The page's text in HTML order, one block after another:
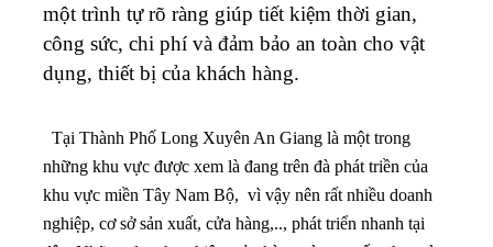
một trình tự rõ ràng giúp tiết kiệm thời gian,
công sức, chi phí và đảm bảo an toàn cho vật
dụng, thiết bị của khách hàng.
Tại Thành Phố Long Xuyên An Giang là một trong
những khu vực được xem là đang trên đà phát triền của
khu vực miền Tây Nam Bộ, vì vậy nên rất nhiều doanh
nghiệp, cơ sở sản xuất, cửa hàng,.., phát triển nhanh tại